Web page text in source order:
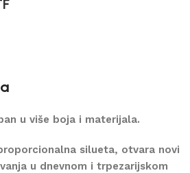
u više boja i materijala.
silueta, otvara novi
u dnevnom i trpezarijskom